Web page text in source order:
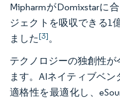
MipharmがDomixstarに
ジェクトを吸収できる1
ました[3]。
テクノロジーの独創性
ます。AIネイティブベ
適格性を最適化し、